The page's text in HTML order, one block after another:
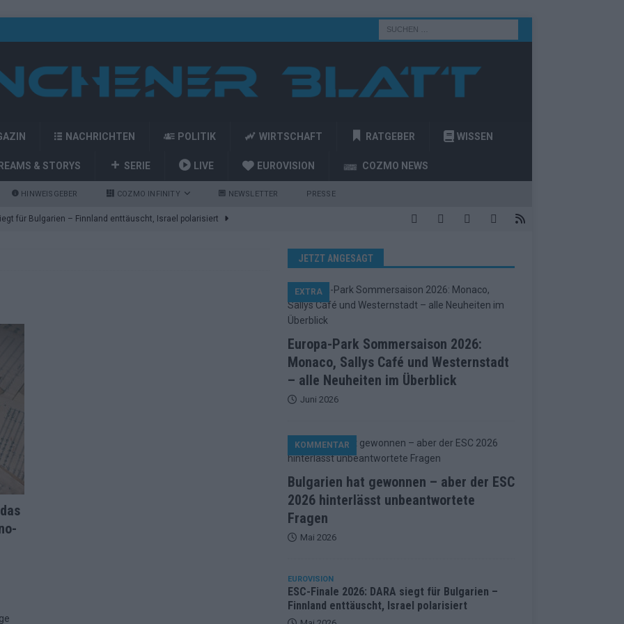
NACHRICHTEN POLITIK WIRTSCHAFT RATGEBER WISSEN
& STORYS SERIE LIVE EUROVISION COZMO NEWS
HINWEISGEBER COZMO INFINITY NEWSLETTER PRESSE
für Bulgarien – Finnland enttäuscht, Israel polarisiert
der ESC in 70 Jahren sein Abstimmungssystem immer wieder
alle 26 Finalteilnehmer für den großen Abend in Wien
sehen die Buchmacher im Finale
aber der ESC 2026 hinterlässt unbeantwortete Fragen
JETZT ANGESAGT
Europa-Park Sommersaison 2026:
Monaco, Sallys Café und Westernstadt
– alle Neuheiten im Überblick
EXTRA
Juni 2026
Bulgarien hat gewonnen – aber der ESC
2026 hinterlässt unbeantwortete
Fragen
KOMMENTAR
Mai 2026
EUROVISION
ESC-Finale 2026: DARA siegt für Bulgarien –
Finnland enttäuscht, Israel polarisiert